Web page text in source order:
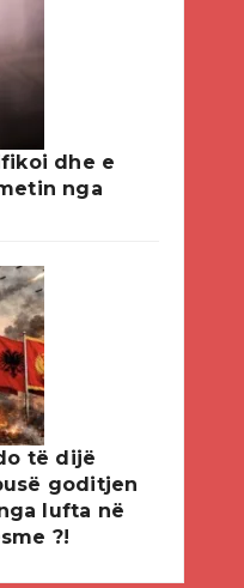
dhe e
nga
të dijë
goditjen
lufta në
?!